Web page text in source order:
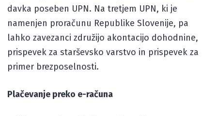
davka poseben UPN. Na tretjem UPN, ki je
namenjen proračunu Republike Slovenije, pa
lahko zavezanci združijo akontacijo dohodnine,
prispevek za starševsko varstvo in prispevek za
primer brezposelnosti.
Plačevanje preko e-računa